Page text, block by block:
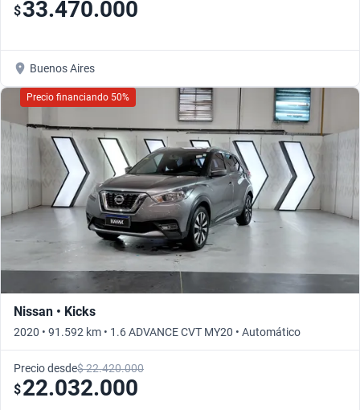
$33.470.000
Buenos Aires
Precio financiando 50%
Nissan • Kicks
2020 • 91.592 km • 1.6 ADVANCE CVT MY20 • Automático
Precio desde$ 22.420.000
$22.032.000